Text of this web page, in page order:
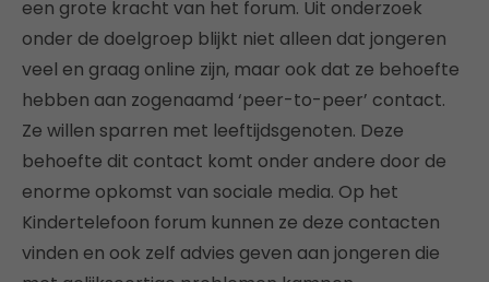
een grote kracht van het forum. Uit onderzoek
onder de doelgroep blijkt niet alleen dat jongeren
veel en graag online zijn, maar ook dat ze behoefte
hebben aan zogenaamd ‘peer-to-peer’ contact.
Ze willen sparren met leeftijdsgenoten. Deze
behoefte dit contact komt onder andere door de
enorme opkomst van sociale media. Op het
Kindertelefoon forum kunnen ze deze contacten
vinden en ook zelf advies geven aan jongeren die